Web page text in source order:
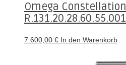
Omega Constellation
R.131.20.28.60.55.001
7.600,00 € In den Warenkorb